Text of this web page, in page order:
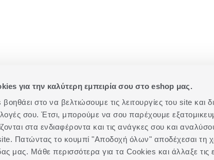
για την καλύτερη εμπειρία σου στο eshop μας.
στο να βελτιώσουμε τις λειτουργίες του site και
σου. Έτσι, μπορούμε να σου παρέχουμε
στα ενδιαφέροντα και τις ανάγκες σου και
Πατώντας το κουμπί "Αποδοχή όλων" αποδέχεσαι τη
μας. Μάθε περισσότερα για τα Cookies και άλλαξε τις